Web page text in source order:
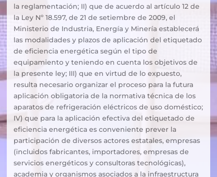
la reglamentación; II) que de acuerdo al artículo 12 de
la Ley Nº 18.597, de 21 de setiembre de 2009, el
Ministerio de Industria, Energía y Minería establecerá
las modalidades y plazos de aplicación del etiquetado
de eficiencia energética según el tipo de
equipamiento y teniendo en cuenta los objetivos de
la presente ley; III) que en virtud de lo expuesto,
resulta necesario organizar el proceso para la futura
aplicación obligatoria de la normativa técnica de los
aparatos de refrigeración eléctricos de uso doméstico;
IV) que para la aplicación efectiva del etiquetado de
eficiencia energética es conveniente prever la
participación de diversos actores estatales, empresas
(incluidos fabricantes, importadores, empresas de
servicios energéticos y consultoras tecnológicas),
academia y organismos asociados a la infraestructura